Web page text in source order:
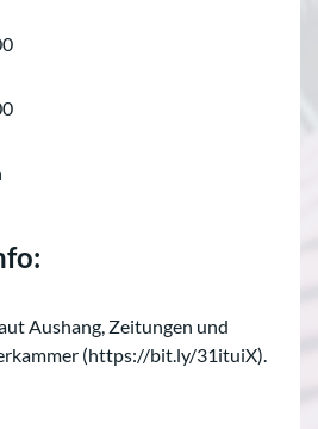
Aushang, Zeitungen und
(https://bit.ly/31ituiX).